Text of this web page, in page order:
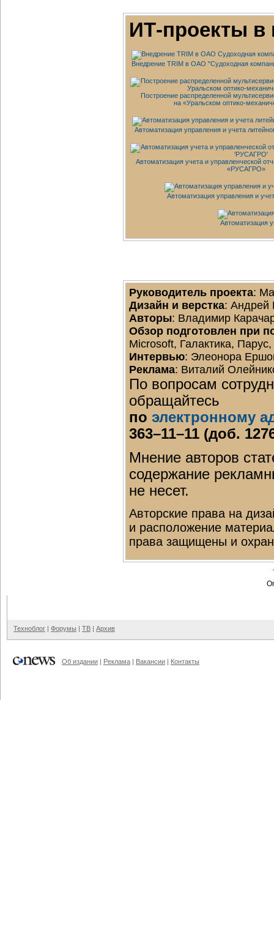
ИТ-проекты в
Внедрение TRIM в ОАО "Судоходная
Построение распределенной
на «Уральском оптико-
Автоматизация управления и учета
Автоматизация учета и управленческой
«РУСАГРО»
Автоматизация управления и
Автоматизация
Руководитель проекта:
Дизайн и верстка: Андрей
Авторы: Владимир
Обзор подготовлен при
Microsoft, Галактика,
Интервью: Элеонора
Реклама: Виталий
По вопросам
обращайтесь
по электронному
363–11–11 (доб.
Мнение авторов
содержание
не несет.
Авторские права на
и расположение
права защищены и
Техноблог | Форумы | ТВ | Архив
Об издании | Реклама | Вакансии | Контакты